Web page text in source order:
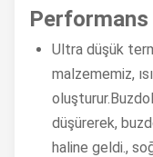
Performans
Ultra düşük
malzememiz,
düşürerek,
haline geldi.,